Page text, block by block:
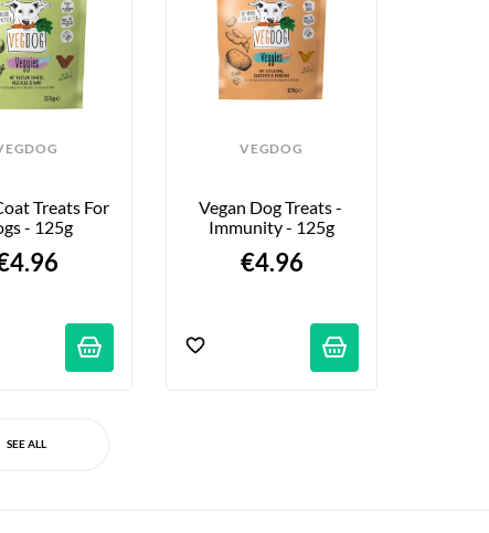
Treats For
- 125g
VEGDOG
Vegan Dog Treats -
Immunity - 125g
€4.96
SEE ALL